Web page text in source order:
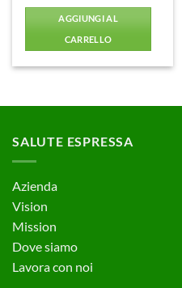
AGGIUNGI AL
CARRELLO
SALUTE ESPRESSA
Azienda
Vision
Mission
Dove siamo
Lavora con noi